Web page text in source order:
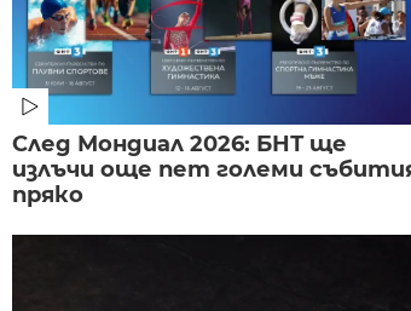
След Мондиал 2026: БНТ ще
излъчи още пет големи
пряко